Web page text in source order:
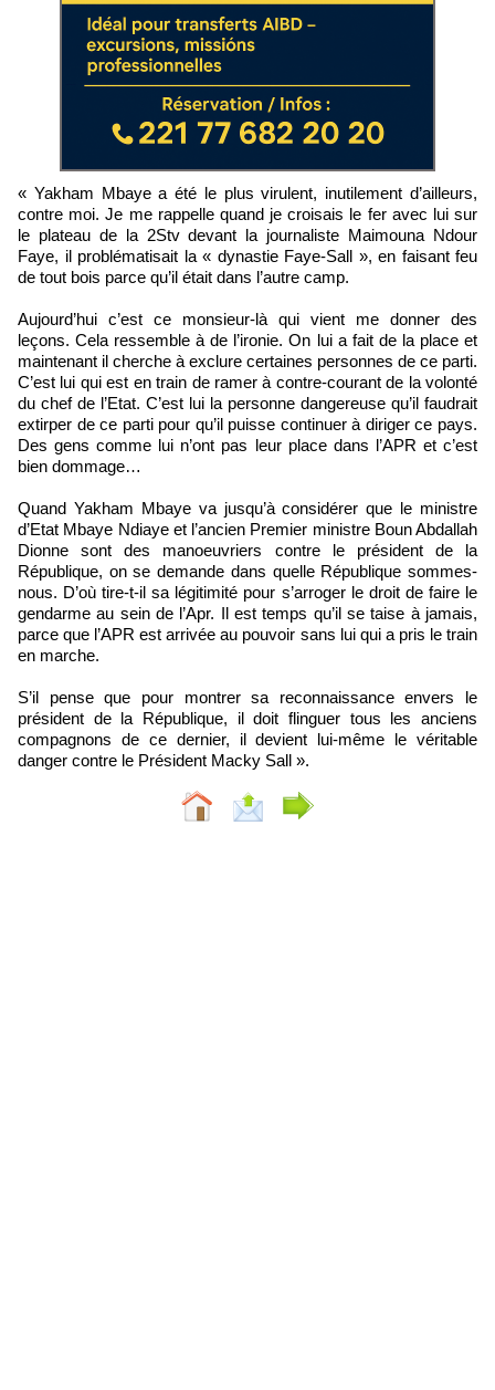
« Yakham Mbaye a été le plus virulent, inutilement d’ailleurs,
contre moi. Je me rappelle quand je croisais le fer avec lui sur
le plateau de la 2Stv devant la journaliste Maimouna Ndour
Faye, il problématisait la « dynastie Faye-Sall », en faisant feu
de tout bois parce qu’il était dans l’autre camp.
Aujourd’hui c’est ce monsieur-là qui vient me donner des
leçons. Cela ressemble à de l’ironie. On lui a fait de la place et
maintenant il cherche à exclure certaines personnes de ce parti.
C’est lui qui est en train de ramer à contre-courant de la volonté
du chef de l’Etat. C’est lui la personne dangereuse qu’il faudrait
extirper de ce parti pour qu’il puisse continuer à diriger ce pays.
Des gens comme lui n’ont pas leur place dans l’APR et c’est
bien dommage…
Quand Yakham Mbaye va jusqu’à considérer que le ministre
d’Etat Mbaye Ndiaye et l’ancien Premier ministre Boun Abdallah
Dionne sont des manoeuvriers contre le président de la
République, on se demande dans quelle République sommes-
nous. D’où tire-t-il sa légitimité pour s’arroger le droit de faire le
gendarme au sein de l’Apr. Il est temps qu’il se taise à jamais,
parce que l’APR est arrivée au pouvoir sans lui qui a pris le train
en marche.
S’il pense que pour montrer sa reconnaissance envers le
président de la République, il doit flinguer tous les anciens
compagnons de ce dernier, il devient lui-même le véritable
danger contre le Président Macky Sall ».